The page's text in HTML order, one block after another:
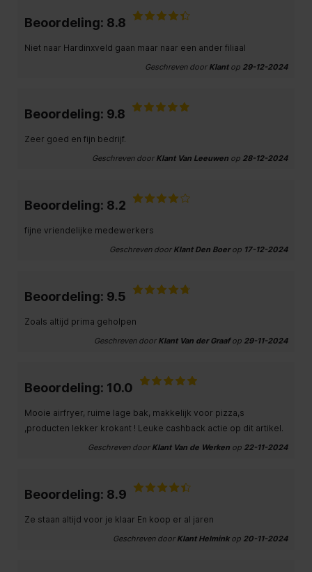
Beoordeling: 8.8
Niet naar Hardinxveld gaan maar naar een ander filiaal
Geschreven door Klantop 29-12-2024
Beoordeling: 9.8
Zeer goed en fijn bedrijf.
Geschreven door Klant Van Leeuwen op 28-12-2024
Beoordeling: 8.2
fijne vriendelijke medewerkers
Geschreven door Klant Den Boerop 17-12-2024
Beoordeling: 9.5
Zoals altijd prima geholpen
Geschreven door Klant Van der Graafop 29-11-2024
Beoordeling: 10.0
Mooie airfryer, ruime lage bak, makkelijk voor pizza,s
,producten lekker krokant ! Leuke cashback actie op dit artikel.
Geschreven door Klant Van de Werken op 22-11-2024
Beoordeling: 8.9
Ze staan altijd voor je klaar En koop er al jaren
Geschreven door Klant Helminkop 20-11-2024